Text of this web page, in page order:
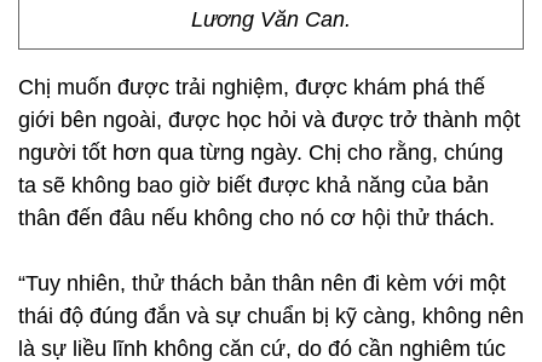
Lương Văn Can.
Chị muốn được trải nghiệm, được khám phá thế
giới bên ngoài, được học hỏi và được trở thành một
người tốt hơn qua từng ngày. Chị cho rằng, chúng
ta sẽ không bao giờ biết được khả năng của bản
thân đến đâu nếu không cho nó cơ hội thử thách.
“Tuy nhiên, thử thách bản thân nên đi kèm với một
thái độ đúng đắn và sự chuẩn bị kỹ càng, không nên
là sự liều lĩnh không căn cứ, do đó cần nghiêm túc